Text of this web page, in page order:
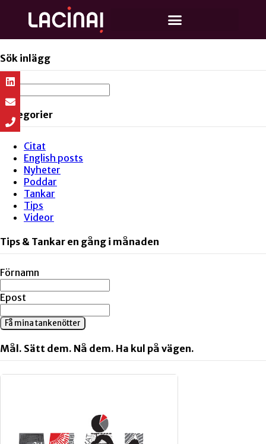
Sök inlägg
Kategorier
Citat
English posts
Nyheter
Poddar
Tankar
Tips
Videor
Tips & Tankar en gång i månaden
Förnamn
Epost
Få mina tankenötter
Mål. Sätt dem. Nå dem. Ha kul på vägen.